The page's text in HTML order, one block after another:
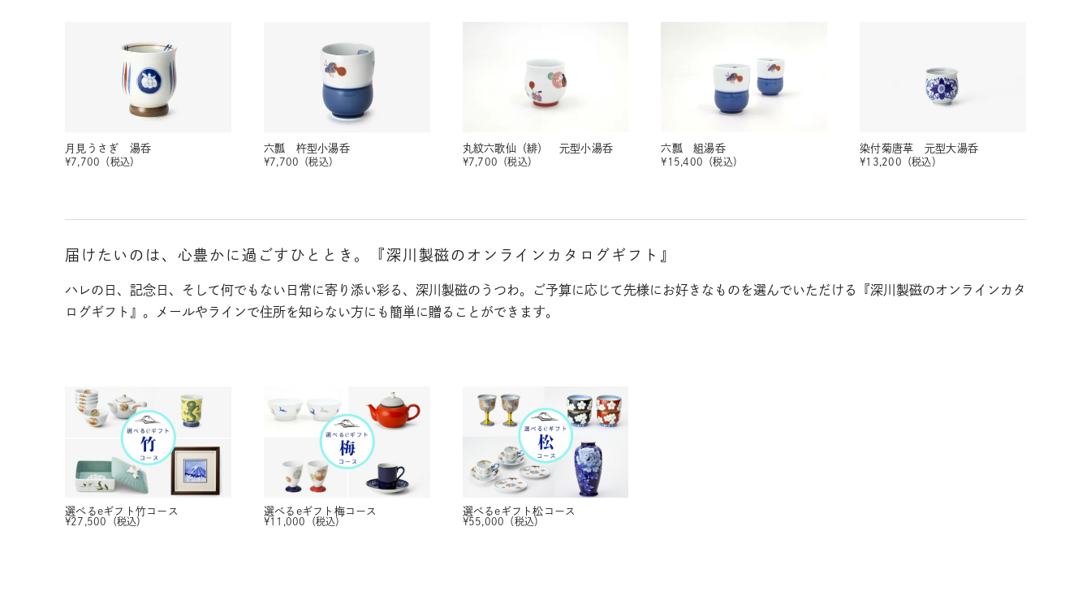
月見うさぎ 湯呑
¥7,700 （税込）
六瓢 杵型小湯呑
¥7,700 （税込）
丸紋六歌仙（緋） 元型小湯呑
¥7,700 （税込）
六瓢 組湯呑
¥ 15,400 （税込）
染付菊唐草 元型大湯呑
¥13,200 （税込）
届けたいのは、心豊かに過ごすひととき。 『深川製磁のオンラインカタログギフト』
ハレの日、記念日、そして何でもない日常に寄り添い彩る、深川製磁のうつわ。ご予算に応じて先様にお好きなものを選んでいただける『深川製磁のオンラインカタ
ログギフト』。メールやラインで住所を知らない方にも簡単に贈ることができます。
選べるeギフト 竹コース
¥27,500 （税込）
選べるeギフト 梅コース
¥11,000 （税込）
選べるeギフト松コース
¥55,000 （税込）